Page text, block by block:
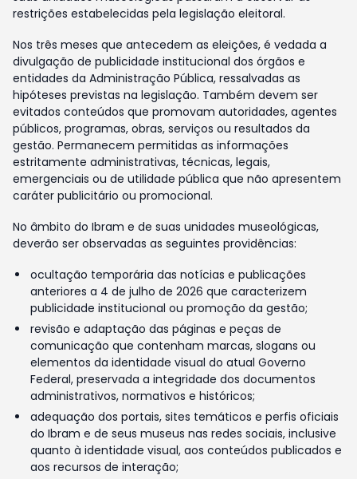
restrições estabelecidas pela legislação eleitoral.
Nos três meses que antecedem as eleições, é vedada a
divulgação de publicidade institucional dos órgãos e
entidades da Administração Pública, ressalvadas as
hipóteses previstas na legislação. Também devem ser
evitados conteúdos que promovam autoridades, agentes
públicos, programas, obras, serviços ou resultados da
gestão. Permanecem permitidas as informações
estritamente administrativas, técnicas, legais,
emergenciais ou de utilidade pública que não apresentem
caráter publicitário ou promocional.
No âmbito do Ibram e de suas unidades museológicas,
deverão ser observadas as seguintes providências:
ocultação temporária das notícias e publicações
anteriores a 4 de julho de 2026 que caracterizem
publicidade institucional ou promoção da gestão;
revisão e adaptação das páginas e peças de
comunicação que contenham marcas, slogans ou
elementos da identidade visual do atual Governo
Federal, preservada a integridade dos documentos
administrativos, normativos e históricos;
adequação dos portais, sites temáticos e perfis oficiais
do Ibram e de seus museus nas redes sociais, inclusive
quanto à identidade visual, aos conteúdos publicados e
aos recursos de interação;